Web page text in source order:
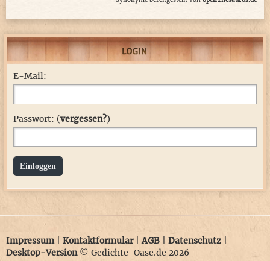
E-Mail:
Passwort: (vergessen?)
Einloggen
Impressum| Kontaktformular|AGB Datenschutz
Desktop-Version© Gedichte-Oase.de 2026